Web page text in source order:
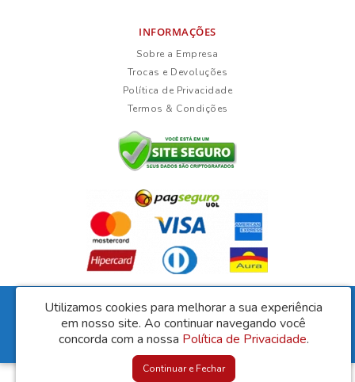
INFORMAÇÕES
Sobre a Empresa
Trocas e Devoluções
Política de Privacidade
Termos & Condições
Fernanda da Silva Lisboa Ltda - CNPJ: 35.966.856/0001-09
Rua Duarte Guimarães, 135 - Ubaíra/Bahia - CEP: 45310-000
Lisboa Móveis © 2026
Utilizamos cookies para melhorar a sua experiência
em nosso site. Ao continuar navegando você
concorda com a nossa Política de Privacidade.
Continuar e Fechar